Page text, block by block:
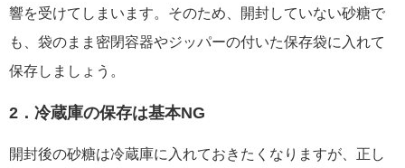
響を受けてしまいます。そのため、開封していない砂糖で
も、袋のまま密閉容器やジッパーの付いた保存袋に入れて
保存しましょう。
2．冷蔵庫の保存は基本NG
開封後の砂糖は冷蔵庫に入れておきたくなりますが、正し